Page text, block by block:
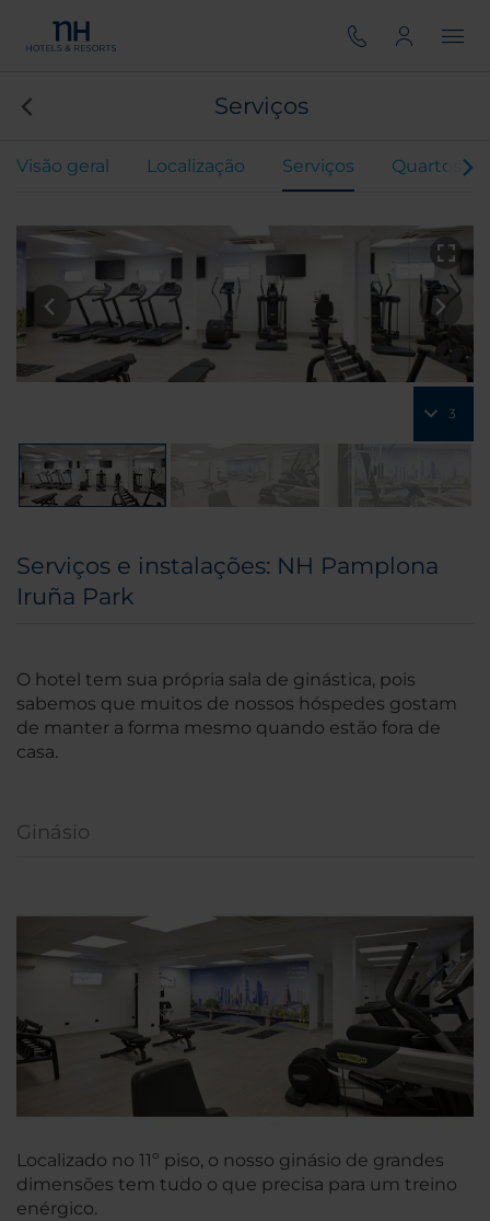
Serviços
Visão geral Localização Serviços Quartos
3
Serviços e instalações: NH Pamplona
Iruña Park
O hotel tem sua própria sala de ginástica, pois
sabemos que muitos de nossos hóspedes gostam
de manter a forma mesmo quando estão fora de
casa.
Ginásio
Localizado no 11º piso, o nosso ginásio de grandes
dimensões tem tudo o que precisa para um treino
enérgico.